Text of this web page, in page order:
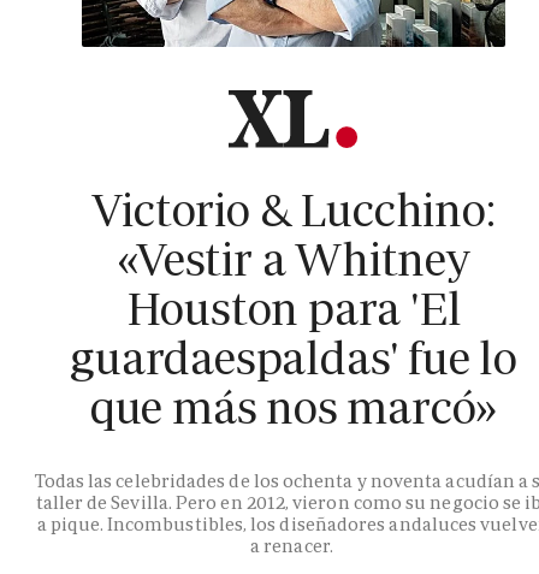
Victorio & Lucchino:
«Vestir a Whitney
Houston para 'El
guardaespaldas' fue lo
que más nos marcó»
Todas las celebridades de los ochenta y noventa acudían a
taller de Sevilla. Pero en 2012, vieron como su negocio se
a pique. Incombustibles, los diseñadores andaluces
a renacer.